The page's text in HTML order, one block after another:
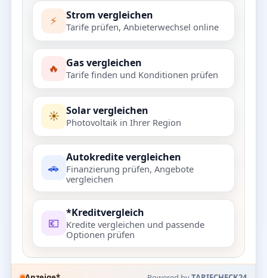
⚡ Strom vergleichen
Tarife prüfen, Anbieterwechsel online
🔥 Gas vergleichen
Tarife finden und Konditionen prüfen
☀️ Solar vergleichen
Photovoltaik in Ihrer Region
🚗
Autokredite vergleichen
Finanzierung prüfen, Angebote
vergleichen
💶
*Kreditvergleich
Kredite vergleichen und passende
Optionen prüfen